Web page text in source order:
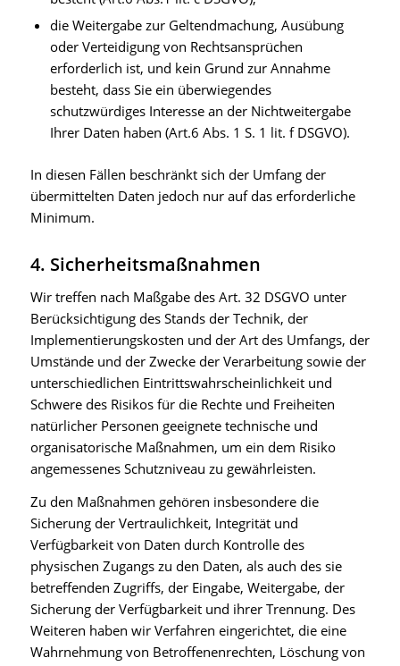
die Weitergabe zur Geltendmachung, Ausübung
oder Verteidigung von Rechtsansprüchen
erforderlich ist, und kein Grund zur Annahme
besteht, dass Sie ein überwiegendes
schutzwürdiges Interesse an der Nichtweitergabe
Ihrer Daten haben (Art.6 Abs. 1 S. 1 lit. f DSGVO).
In diesen Fällen beschränkt sich der Umfang der
übermittelten Daten jedoch nur auf das erforderliche
Minimum.
4. Sicherheitsmaßnahmen
Wir treffen nach Maßgabe des Art. 32 DSGVO unter
Berücksichtigung des Stands der Technik, der
Implementierungskosten und der Art des Umfangs, der
Umstände und der Zwecke der Verarbeitung sowie der
unterschiedlichen Eintrittswahrscheinlichkeit und
Schwere des Risikos für die Rechte und Freiheiten
natürlicher Personen geeignete technische und
organisatorische Maßnahmen, um ein dem Risiko
angemessenes Schutzniveau zu gewährleisten.
Zu den Maßnahmen gehören insbesondere die
Sicherung der Vertraulichkeit, Integrität und
Verfügbarkeit von Daten durch Kontrolle des
physischen Zugangs zu den Daten, als auch des sie
betreffenden Zugriffs, der Eingabe, Weitergabe, der
Sicherung der Verfügbarkeit und ihrer Trennung. Des
Weiteren haben wir Verfahren eingerichtet, die eine
Wahrnehmung von Betroffenenrechten, Löschung von